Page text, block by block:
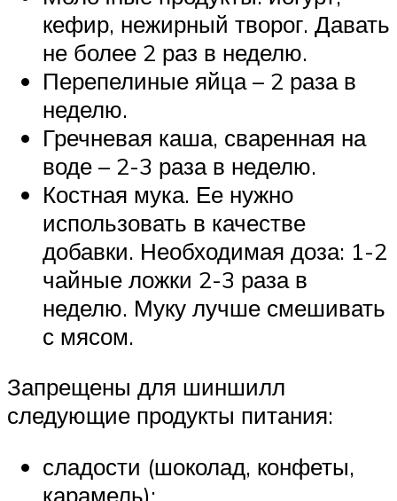
кефир, нежирный творог. Давать
не более 2 раз в неделю.
Перепелиные яйца – 2 раза в
неделю.
Гречневая каша, сваренная на
воде – 2-3 раза в неделю.
Костная мука. Ее нужно
использовать в качестве
добавки. Необходимая доза: 1-2
чайные ложки 2-3 раза в
неделю. Муку лучше смешивать
с мясом.
Запрещены для шиншилл
следующие продукты питания:
сладости (шоколад, конфеты,
карамель);